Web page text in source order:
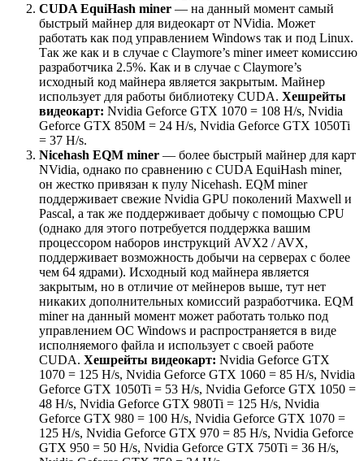
CUDA EquiHash miner — на данный момент самый
быстрый майнер для видеокарт от NVidia. Может
работать как под управлением Windows так и под Linux.
Так же как и в случае с Claymore’s miner имеет комиссию
разработчика 2.5%. Как и в случае с Claymore’s
исходный код майнера является закрытым. Майнер
использует для работы библиотеку CUDA. Хешрейты
видеокарт: Nvidia Geforce GTX 1070 = 108 H/s, Nvidia
Geforce GTX 850M = 24 H/s, Nvidia Geforce GTX 1050Ti
= 37 H/s.
Nicehash EQM miner — более быстрый майнер для карт
NVidia, однако по сравнению с CUDA EquiHash miner,
он жестко привязан к пулу Nicehash. EQM miner
поддерживает свежие Nvidia GPU поколений Maxwell и
Pascal, а так же поддерживает добычу с помощью CPU
(однако для этого потребуется поддержка вашим
процессором наборов инструкций AVX2 / AVX,
поддерживает возможность добычи на серверах с более
чем 64 ядрами). Исходный код майнера является
закрытым, но в отличие от мейнеров выше, тут нет
никаких дополнительных комиссий разработчика. EQM
miner на данный момент может работать только под
управлением ОС Windows и распространяется в виде
исполняемого файла и использует с своей работе
CUDA. Хешрейты видеокарт: Nvidia Geforce GTX
1070 = 125 H/s, Nvidia Geforce GTX 1060 = 85 H/s, Nvidia
Geforce GTX 1050Ti = 53 H/s, Nvidia Geforce GTX 1050 =
48 H/s, Nvidia Geforce GTX 980Ti = 125 H/s, Nvidia
Geforce GTX 980 = 100 H/s, Nvidia Geforce GTX 1070 =
125 H/s, Nvidia Geforce GTX 970 = 85 H/s, Nvidia Geforce
GTX 950 = 50 H/s, Nvidia Geforce GTX 750Ti = 36 H/s,